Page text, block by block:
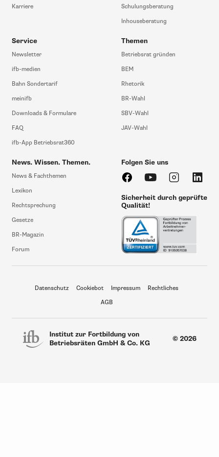
Karriere
Schulungsberatung
Inhouseberatung
Service
Newsletter
ifb-medien
Bahn Sondertarif
meinifb
Downloads & Formulare
FAQ
ifb-App Betriebsrat360
Themen
Betriebsrat gründen
BEM
Rhetorik
BR-Wahl
SBV-Wahl
JAV-Wahl
News. Wissen. Themen.
News & Fachthemen
Lexikon
Rechtsprechung
Gesetze
BR-Magazin
Forum
Folgen Sie uns
Sicherheit durch geprüfte
Qualität!
Institut zur Fortbildung von
Betriebsräten GmbH & Co. KG
© 2026
Datenschutz Cookiebot Impressum
Rechtliches
AGB